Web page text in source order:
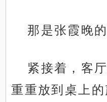
那是张霞晚的
紧接着，客
重重放到桌上的